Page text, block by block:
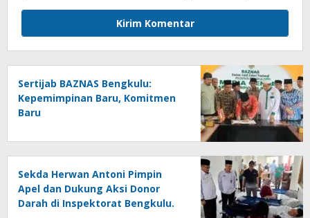
Sertijab BAZNAS Bengkulu:
Kepemimpinan Baru, Komitmen
Baru
Sekda Herwan Antoni Pimpin
Apel dan Dukung Aksi Donor
Darah di Inspektorat Bengkulu.